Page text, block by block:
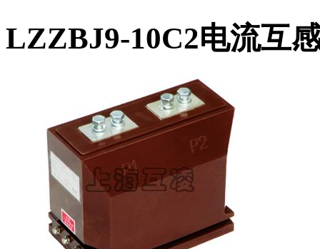
LZZBJ9-10C2电流互